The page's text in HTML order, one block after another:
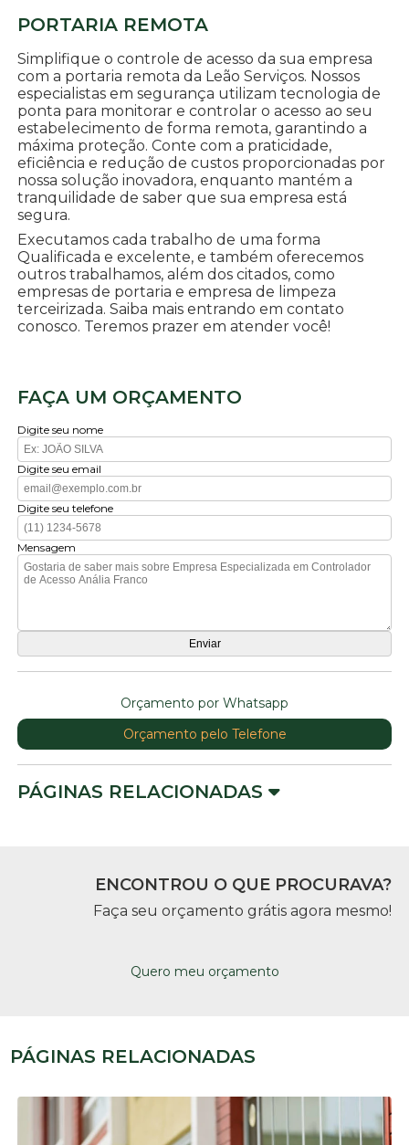
PORTARIA REMOTA
Simplifique o controle de acesso da sua empresa
com a portaria remota da Leão Serviços. Nossos
especialistas em segurança utilizam tecnologia de
ponta para monitorar e controlar o acesso ao seu
estabelecimento de forma remota, garantindo a
máxima proteção. Conte com a praticidade,
eficiência e redução de custos proporcionadas por
nossa solução inovadora, enquanto mantém a
tranquilidade de saber que sua empresa está
segura.
Executamos cada trabalho de uma forma
Qualificada e excelente, e também oferecemos
outros trabalhamos, além dos citados, como
empresas de portaria e empresa de limpeza
terceirizada. Saiba mais entrando em contato
conosco. Teremos prazer em atender você!
FAÇA UM ORÇAMENTO
Digite seu nome
Digite seu email
Digite seu telefone
Mensagem
Orçamento por Whatsapp
Orçamento pelo Telefone
PÁGINAS RELACIONADAS
ENCONTROU O QUE PROCURAVA?
Faça seu orçamento grátis agora mesmo!
Quero meu orçamento
PÁGINAS RELACIONADAS